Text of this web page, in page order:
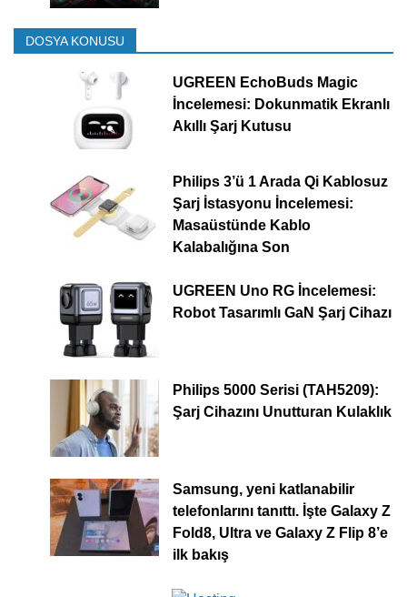
DOSYA KONUSU
UGREEN EchoBuds Magic
İncelemesi: Dokunmatik Ekranlı
Akıllı Şarj Kutusu
Philips 3’ü 1 Arada Qi Kablosuz
Şarj İstasyonu İncelemesi:
Masaüstünde Kablo
Kalabalığına Son
UGREEN Uno RG İncelemesi:
Robot Tasarımlı GaN Şarj Cihazı
Philips 5000 Serisi (TAH5209):
Şarj Cihazını Unutturan Kulaklık
Samsung, yeni katlanabilir
telefonlarını tanıttı. İşte Galaxy Z
Fold8, Ultra ve Galaxy Z Flip 8’e
ilk bakış